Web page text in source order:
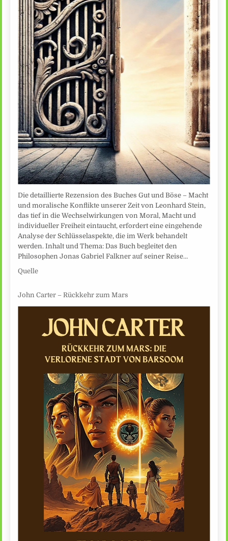
Die detaillierte Rezension des Buches Gut und Böse – Macht
und moralische Konflikte unserer Zeit von Leonhard Stein,
das tief in die Wechselwirkungen von Moral, Macht und
individueller Freiheit eintaucht, erfordert eine eingehende
Analyse der Schlüsselaspekte, die im Werk behandelt
werden. Inhalt und Thema: Das Buch begleitet den
Philosophen Jonas Gabriel Falkner auf seiner Reise…
Quelle
John Carter – Rückkehr zum Mars